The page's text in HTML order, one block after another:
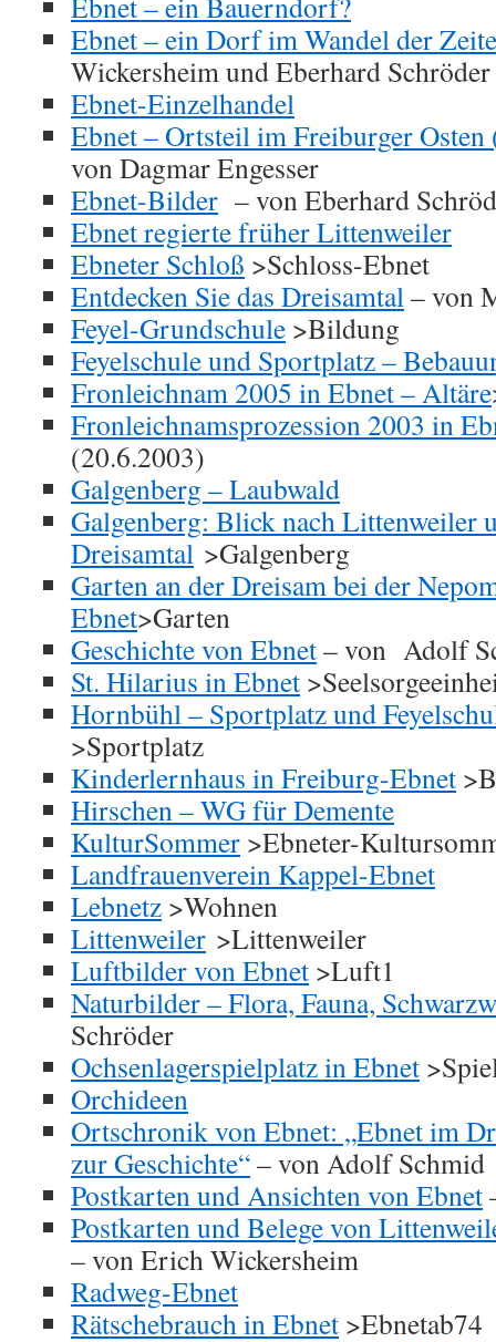
Ebnet – ein Dorf im Wandel der
Wickersheim und Eberhard Schröder
Ebnet-Einzelhandel
Ebnet – Ortsteil im Freiburger
von Dagmar Engesser
Ebnet-Bilder – von Eberhard
Ebnet regierte früher Littenweiler
Ebneter Schloß >Schloss-Ebnet
Entdecken Sie das Dreisamtal– von
Feyel-Grundschule >Bildung
Feyelschule und Sportplatz –
Fronleichnam 2005 in Ebnet – Altäre
Fronleichnamsprozession 2003 in
(20.6.2003)
Galgenberg – Laubwald
Galgenberg: Blick nach Littenweiler
Dreisamtal >Galgenberg
Garten an der Dreisam bei der
Ebnet>Garten
Geschichte von Ebnet– von Adolf
St. Hilarius in Ebnet
Hornbühl – Sportplatz und
>Sportplatz
Kinderlernhaus in Freiburg-Ebnet
Hirschen – WG für Demente
KulturSommer >Ebneter-
Landfrauenverein Kappel-Ebnet
Lebnetz >Wohnen
Littenweiler >Littenweiler
Luftbilder von Ebnet >Luft1
Naturbilder – Flora, Fauna,
Schröder
Ochsenlagerspielplatz in Ebnet
Orchideen
Ortschronik von Ebnet: „Ebnet im
zur Geschichte“– von Adolf Schmid
Postkarten und Ansichten von Ebnet
Postkarten und Belege von
– von Erich Wickersheim
Radweg-Ebnet
Rätschebrauch in Ebnet >Ebnetab74